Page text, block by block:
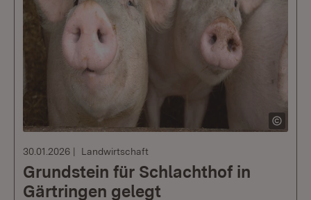
30.01.2026 Landwirtschaft
Grundstein für Schlachthof in
Gärtringen gelegt